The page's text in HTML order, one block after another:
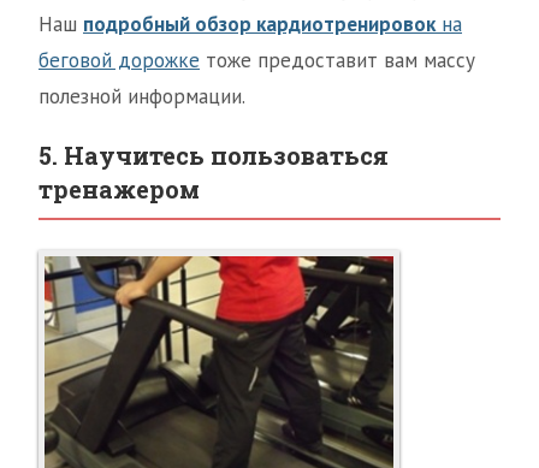
Наш подробный обзор кардиотренировокна
беговой дорожке тоже предоставит вам массу
полезной информации.
5. Научитесь пользоваться
тренажером